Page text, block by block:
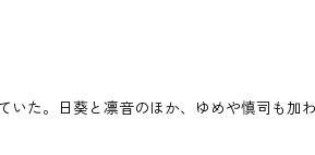
た。日葵と凛音のほか、ゆめや慎司も加